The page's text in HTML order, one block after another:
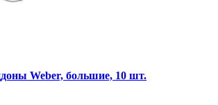
Weber, большие, 10 шт.